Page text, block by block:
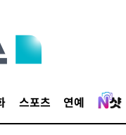
스포츠 연예